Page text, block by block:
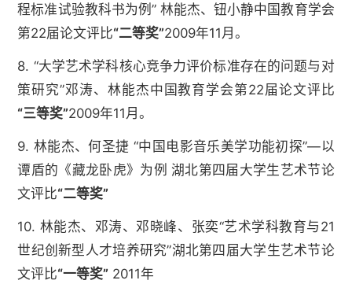
程标准试验教科书为例” 林能杰、钮小静中国教育学会
第22届论文评比“二等奖”2009年11月。
8. “大学艺术学科核心竞争力评价标准存在的问题与对
策研究”邓涛、林能杰中国教育学会第22届论文评比
“三等奖”2009年11月。
9. 林能杰、何圣捷 “中国电影音乐美学功能初探”—以
谭盾的《藏龙卧虎》为例 湖北第四届大学生艺术节论
文评比“二等奖”
10. 林能杰、邓涛、邓晓峰、张奕“艺术学科教育与21
世纪创新型人才培养研究”湖北第四届大学生艺术节论
文评比“一等奖” 2011年